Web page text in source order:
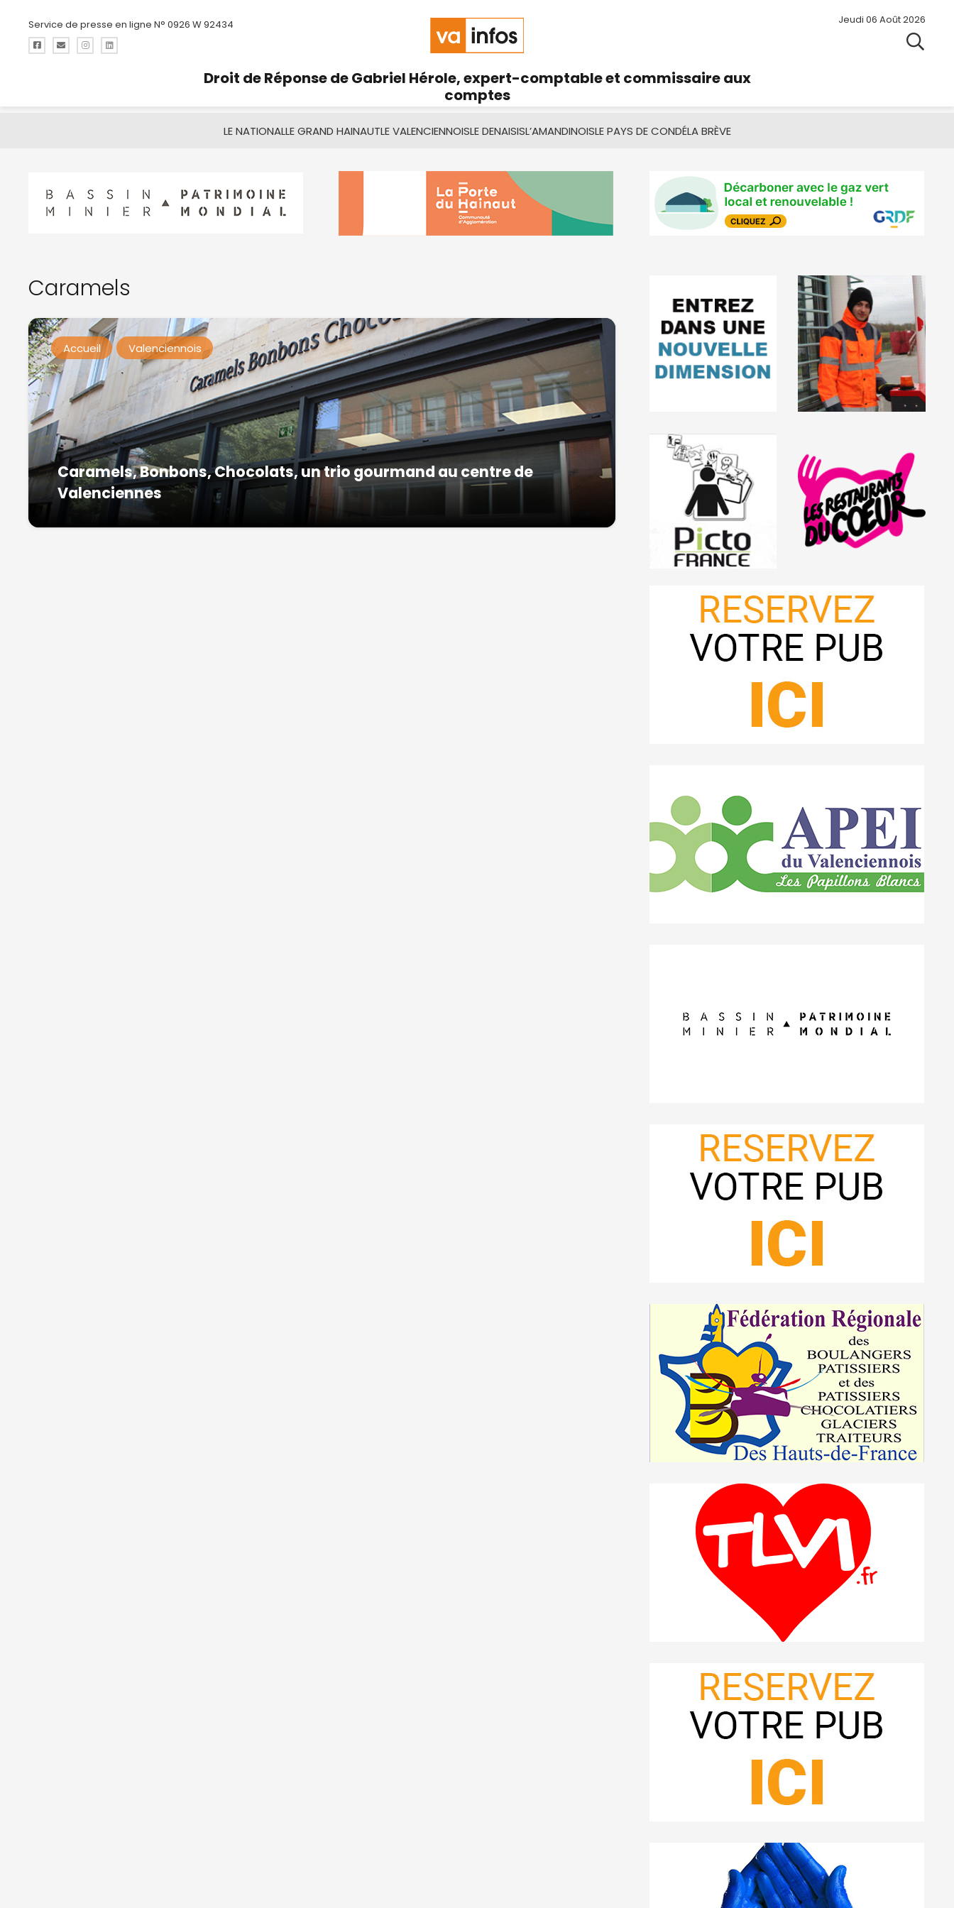
Service de presse en ligne N° 0926 W 92434 Jeudi 06 Août 2026
Droit de Réponse de Gabriel Hérole, expert-comptable et commissaire aux
comptes
LE NATIONALLE GRAND HAINAUTLE VALENCIENNOISLE DENAISISL’AMANDINOISLE PAYS DE CONDÉLA BRÈVE
Caramels
Accueil Valenciennois
Caramels, Bonbons, Chocolats, un trio gourmand au centre de
Valenciennes